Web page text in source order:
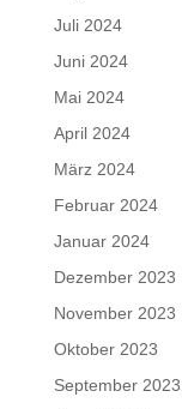
Juli 2024
Juni 2024
Mai 2024
April 2024
März 2024
Februar 2024
Januar 2024
Dezember 2023
November 2023
Oktober 2023
September 2023